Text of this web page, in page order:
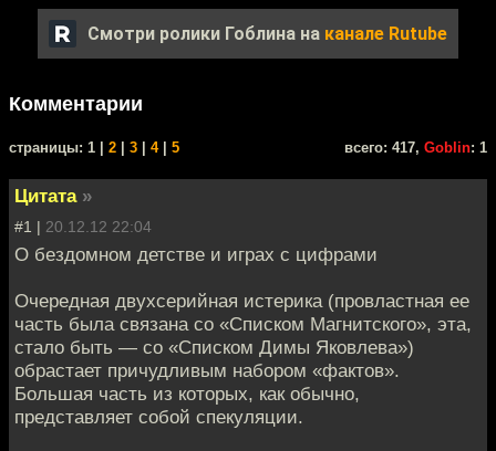
Смотри ролики Гоблина на канале Rutube
Комментарии
cтраницы: 1 | 2 3 4| 5 всего: 417, Goblin: 1
Цитата »
#1 | 20.12.12 22:04
О бездомном детстве и играх с цифрами
Очередная двухсерийная истерика (провластная ее
часть была связана со «Списком Магнитского», эта,
стало быть — со «Списком Димы Яковлева»)
обрастает причудливым набором «фактов».
Большая часть из которых, как обычно,
представляет собой спекуляции.